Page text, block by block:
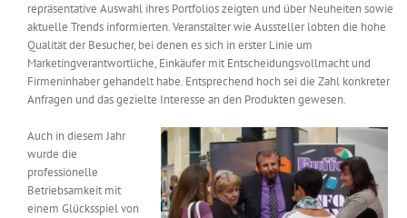
Jobshop
Suche
nach:
repräsentative Auswahl ihres Portfolios zeigten und über Neuheiten sowie
aktuelle Trends informierten. Veranstalter wie Aussteller lobten die hohe
Qualität der Besucher, bei denen es sich in erster Linie um
Marketingverantwortliche, Einkäufer mit Entscheidungsvollmacht und
Firmeninhaber gehandelt habe. Entsprechend hoch sei die Zahl konkreter
Anfragen und das gezielte Interesse an den Produkten gewesen.
Auch in diesem Jahr
wurde die
professionelle
Betriebsamkeit mit
einem Glücksspiel von